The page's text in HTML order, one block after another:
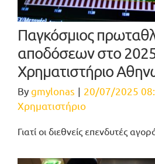
Παγκόσμιος
αποδόσεων στο
Χρηματιστήριο
Bygmylonas | 20/07/2025
Χρηματιστήριο
Γιατί οι διεθνείς επενδυτές